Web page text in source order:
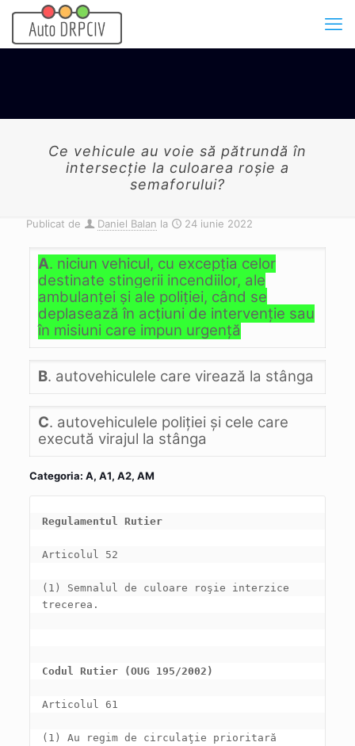
Ce vehicule au voie să pătrundă în
intersecţie la culoarea roşie a
semaforului?
Publicat de Daniel Balan la 24 iunie 2022
A. niciun vehicul, cu excepţia celor
destinate stingerii incendiilor, ale
ambulanţei şi ale poliţiei, când se
deplasează în acţiuni de intervenţie sau
în misiuni care impun urgenţă
B. autovehiculele care virează la stânga
C. autovehiculele poliţiei şi cele care
execută virajul la stânga
Categoria: A, A1, A2, AM
Regulamentul Rutier
(1) Semnalul de culoare roşie interzice
Codul Rutier (OUG 195/2002)
(1) Au regim de circulaţie prioritară